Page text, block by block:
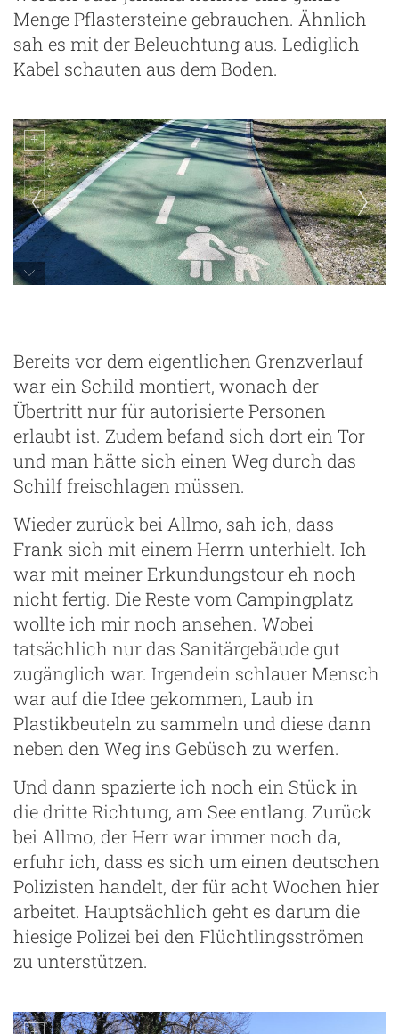
Menge Pflastersteine gebrauchen. Ähnlich
sah es mit der Beleuchtung aus. Lediglich
Kabel schauten aus dem Boden.
Bereits vor dem eigentlichen Grenzverlauf
war ein Schild montiert, wonach der
Übertritt nur für autorisierte Personen
erlaubt ist. Zudem befand sich dort ein Tor
und man hätte sich einen Weg durch das
Schilf freischlagen müssen.
Wieder zurück bei Allmo, sah ich, dass
Frank sich mit einem Herrn unterhielt. Ich
war mit meiner Erkundungstour eh noch
nicht fertig. Die Reste vom Campingplatz
wollte ich mir noch ansehen. Wobei
tatsächlich nur das Sanitärgebäude gut
zugänglich war. Irgendein schlauer Mensch
war auf die Idee gekommen, Laub in
Plastikbeuteln zu sammeln und diese dann
neben den Weg ins Gebüsch zu werfen.
Und dann spazierte ich noch ein Stück in
die dritte Richtung, am See entlang. Zurück
bei Allmo, der Herr war immer noch da,
erfuhr ich, dass es sich um einen deutschen
Polizisten handelt, der für acht Wochen hier
arbeitet. Hauptsächlich geht es darum die
hiesige Polizei bei den Flüchtlingsströmen
zu unterstützen.